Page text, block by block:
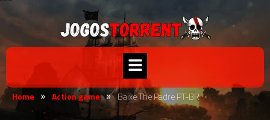
Home » Action game » Baixe The Padre PT-BR